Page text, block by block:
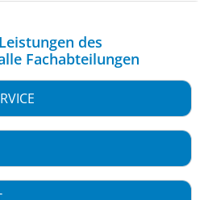
des
Fachabteilungen